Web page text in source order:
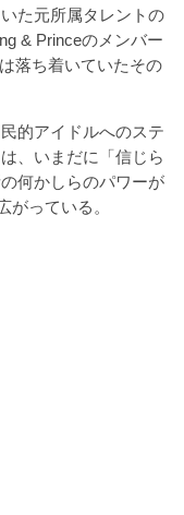
た元所属タレントの
& Princeのメンバー
落ち着いていたその
的アイドルへのステ
、いまだに「信じら
何かしらのパワーが
がっている。